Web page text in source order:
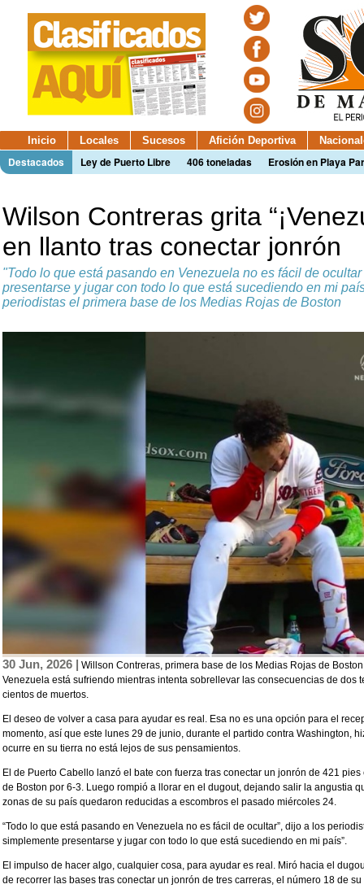
Inicio Locales Sucesos Afición Deportiva
Destacados Ley de Puerto Libre 406 toneladas Erosión en Playa
Wilson Contreras grita
en llanto tras conectar jonrón
"Todo lo que está pasando en Venezuela no es fácil de
presentarse y jugar con todo lo que está sucediendo en mi
periodistas el primera base de los Medias Rojas de Boston
30 Jun, 2026 | Willson Contreras, primera base de los Medias Rojas de
Venezuela está sufriendo mientras intenta sobrellevar las consecuencias de dos
cientos de muertos.
El deseo de volver a casa para ayudar es real. Esa no es una opción para el
momento, así que este lunes 29 de junio, durante el partido contra Washington,
ocurre en su tierra no está lejos de sus pensamientos.
El de Puerto Cabello lanzó el bate con fuerza tras conectar un jonrón de 421
de Boston por 6-3. Luego rompió a llorar en el dugout, dejando salir la angustia
zonas de su país quedaron reducidas a escombros el pasado miércoles 24.
“Todo lo que está pasando en Venezuela no es fácil de ocultar”, dijo a los
simplemente presentarse y jugar con todo lo que está sucediendo en mi país”.
El impulso de hacer algo, cualquier cosa, para ayudar es real. Miró hacia el
de recorrer las bases tras conectar un jonrón de tres carreras, el número 18 de